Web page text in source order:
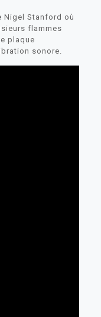
Nigel Stanford où
flammes
plaque
sonore.